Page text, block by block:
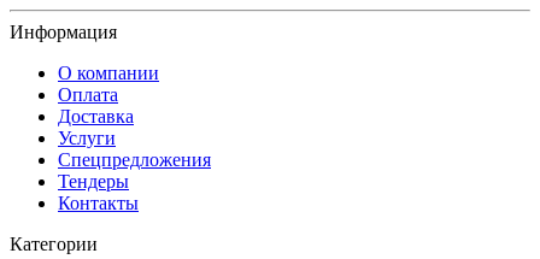
Информация
О компании
Оплата
Доставка
Услуги
Спецпредложения
Тендеры
Контакты
Категории